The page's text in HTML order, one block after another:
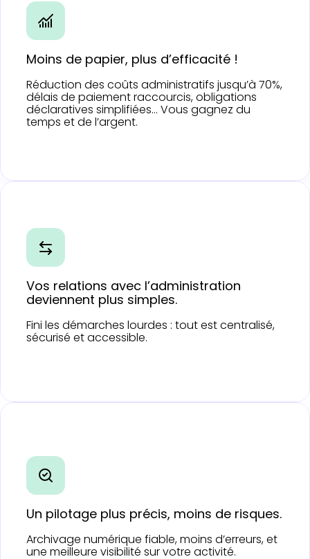
Moins de papier, plus d’efficacité !
Réduction des coûts administratifs jusqu’à 70%,
délais de paiement raccourcis, obligations
déclaratives simplifiées… Vous gagnez du
temps et de l’argent.
Vos relations avec l’administration
deviennent plus simples.
Fini les démarches lourdes : tout est centralisé,
sécurisé et accessible.
Un pilotage plus précis, moins de risques.
Archivage numérique fiable, moins d’erreurs, et
une meilleure visibilité sur votre activité.